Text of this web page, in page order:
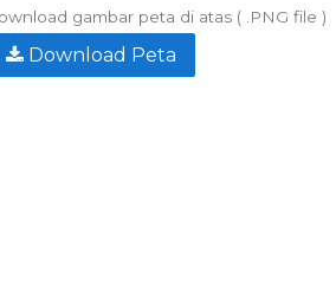
gambar peta di atas ( .PNG file )
Download Peta